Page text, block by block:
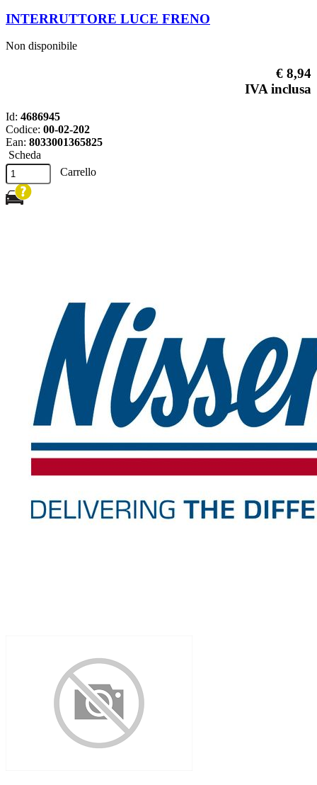
INTERRUTTORE LUCE FRENO
Non disponibile
€ 8,94
IVA inclusa
Id: 4686945
Codice: 00-02-202
Ean: 8033001365825
Scheda
Carrello